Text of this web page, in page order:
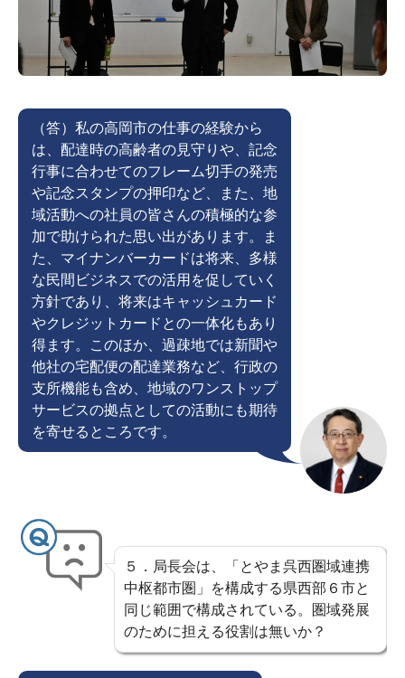
（答）私の高岡市の仕事の経験から
は、配達時の高齢者の見守りや、記念
行事に合わせてのフレーム切手の発売
や記念スタンプの押印など、また、地
域活動への社員の皆さんの積極的な参
加で助けられた思い出があります。ま
た、マイナンバーカードは将来、多様
な民間ビジネスでの活用を促していく
方針であり、将来はキャッシュカード
やクレジットカードとの一体化もあり
得ます。このほか、過疎地では新聞や
他社の宅配便の配達業務など、行政の
支所機能も含め、地域のワンストップ
サービスの拠点としての活動にも期待
を寄せるところです。
５．局長会は、「とやま呉西圏域連携
中枢都市圏」を構成する県西部６市と
同じ範囲で構成されている。圏域発展
のために担える役割は無いか？